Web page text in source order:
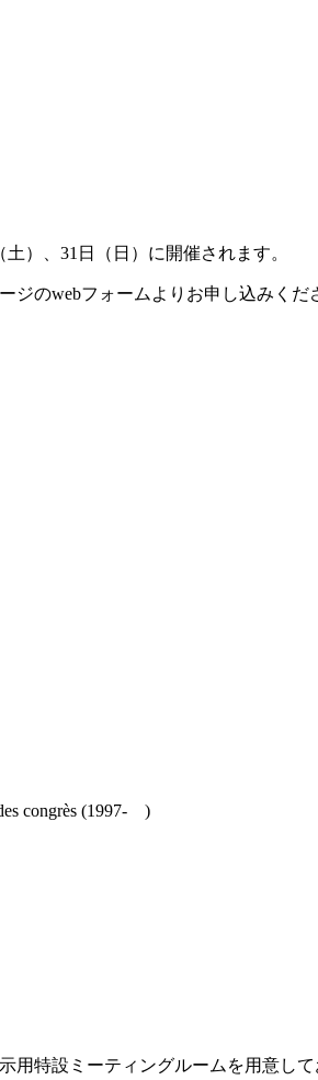
）、31日（日）に開催されます。
のwebフォームよりお申し込みくだ
congrès (1997- )
用特設ミーティングルームを用意し